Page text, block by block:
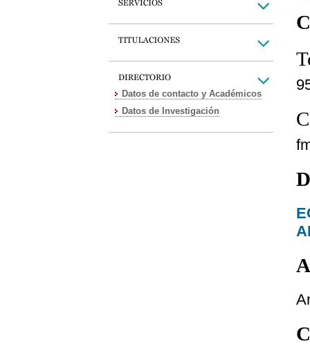
Datos de contacto y Académicos
Datos de Investigación